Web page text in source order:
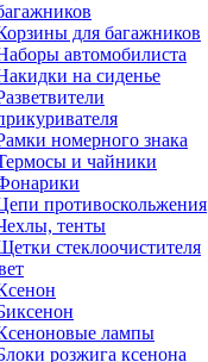
для багажников
автомобилиста
на сиденье
номерного знака
и чайники
противоскольжения
тенты
стеклоочистителя
лампы
розжига ксенона